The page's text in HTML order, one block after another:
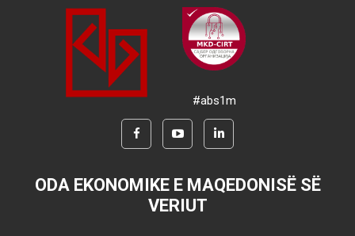
#abs1m
ODA EKONOMIKE E MAQEDONISË SË
VERIUT